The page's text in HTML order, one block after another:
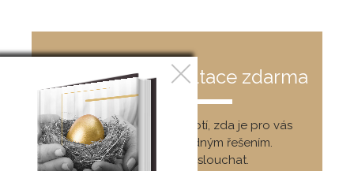
Bezplatná konzultace zdarma
Naši specialisté vyhodnotí, zda je pro vás
svěřenský fond vhodným řešením.
Budeme vám naslouchat.